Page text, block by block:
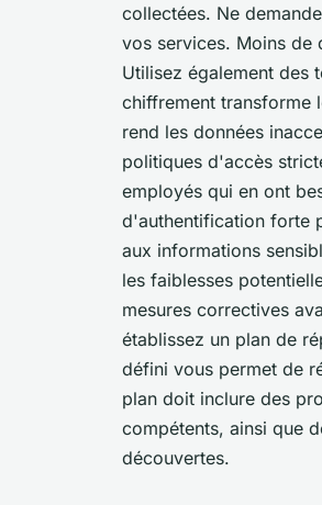
collectées. Ne
vos services. Moins de
Utilisez également des
chiffrement transforme
rend les données
politiques d'accès
employés qui en ont
d'authentification forte
aux informations
les faiblesses
mesures correctives
établissez un plan de
défini vous permet de
plan doit inclure des
compétents, ainsi que
découvertes.